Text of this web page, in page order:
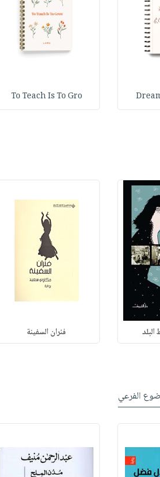
To Teach Is To Gro
فئران السفينة
الفرعي